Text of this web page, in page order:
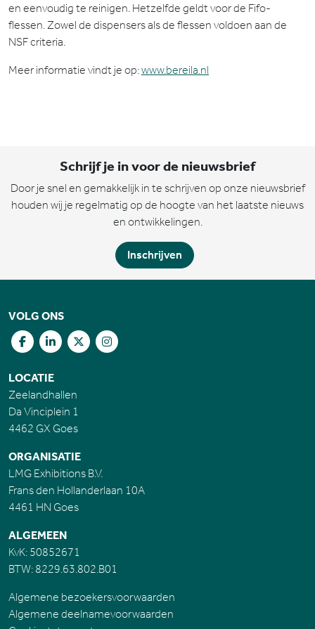
en eenvoudig te reinigen. Hetzelfde geldt voor de Fifo-
flessen. Zowel de dispensers als de flessen voldoen aan de
NSF criteria.
Meer informatie vindt je op:www.bereila.nl
Schrijf je in voor de nieuwsbrief
Door je snel en gemakkelijk in te schrijven op onze nieuwsbrief
houden wij je regelmatig op de hoogte van het laatste nieuws
en ontwikkelingen.
Inschrijven
VOLG ONS
LOCATIE
Zeelandhallen
Da Vinciplein 1
4462 GX Goes
ORGANISATIE
LMG Exhibitions B.V.
Frans den Hollanderlaan 10A
4461 HN Goes
ALGEMEEN
KvK: 50852671
BTW: 8229.63.802.B01
Algemene bezoekersvoorwaarden
Algemene deelnamevoorwaarden